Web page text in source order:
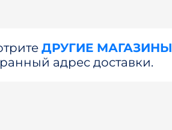
ДРУГИЕ МАГАЗИНЫ
адрес доставки.